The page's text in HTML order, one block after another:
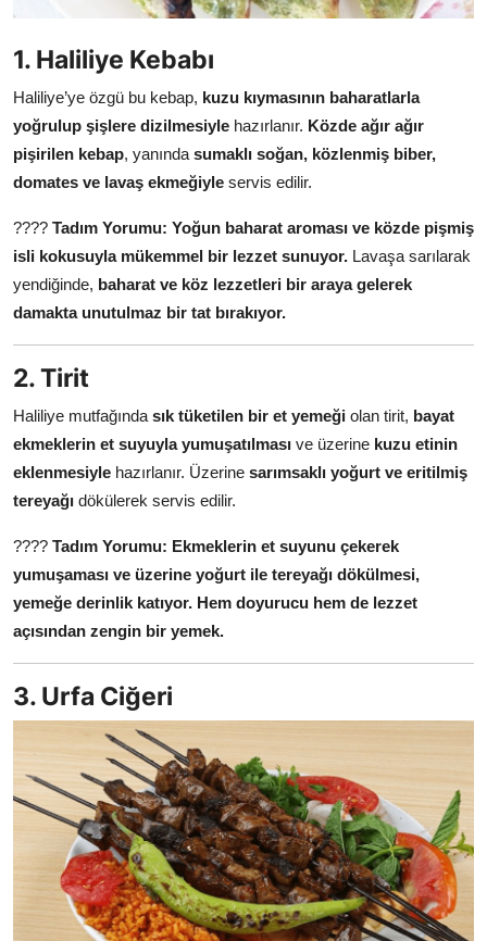
Anne & Bebek Beslenmesi
Mutfak Sırları & Teknikler
Gıda Sözlüğü & Nedir?
Yemek Tarifleri & Menüler
1. Haliliye Kebabı
Haliliye’ye özgü bu kebap, kuzu kıymasının baharatlarla
yoğrulup şişlere dizilmesiyle hazırlanır. Közde ağır ağır
pişirilen kebap, yanında sumaklı soğan, közlenmiş biber,
domates ve lavaş ekmeğiyle servis edilir.
???? Tadım Yorumu: Yoğun baharat aroması ve közde pişmiş
isli kokusuyla mükemmel bir lezzet sunuyor. Lavaşa sarılarak
yendiğinde, baharat ve köz lezzetleri bir araya gelerek
damakta unutulmaz bir tat bırakıyor.
2. Tirit
Haliliye mutfağında sık tüketilen bir et yemeği olan tirit, bayat
ekmeklerin et suyuyla yumuşatılması ve üzerine kuzu etinin
eklenmesiyle hazırlanır. Üzerine sarımsaklı yoğurt ve eritilmiş
tereyağı dökülerek servis edilir.
???? Tadım Yorumu: Ekmeklerin et suyunu çekerek
yumuşaması ve üzerine yoğurt ile tereyağı dökülmesi,
yemeğe derinlik katıyor. Hem doyurucu hem de lezzet
açısından zengin bir yemek.
3. Urfa Ciğeri